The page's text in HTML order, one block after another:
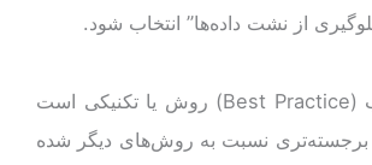
از نشت داده‌ها” انتخاب شود.
روال مطلوب (Best Practice) روش یا تکنیکی است
برجسته‌تری نسبت به روش‌های دیگر شده